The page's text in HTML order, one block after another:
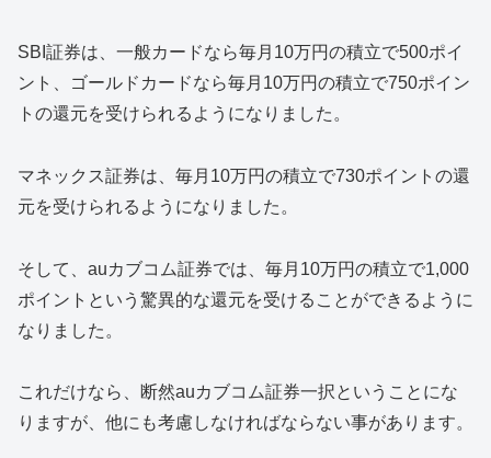
SBI証券は、一般カードなら毎月10万円の積立で500ポイ
ント、ゴールドカードなら毎月10万円の積立で750ポイン
トの還元を受けられるようになりました。
マネックス証券は、毎月10万円の積立で730ポイントの還
元を受けられるようになりました。
そして、auカブコム証券では、毎月10万円の積立で1,000
ポイントという驚異的な還元を受けることができるように
なりました。
これだけなら、断然auカブコム証券一択ということにな
りますが、他にも考慮しなければならない事があります。